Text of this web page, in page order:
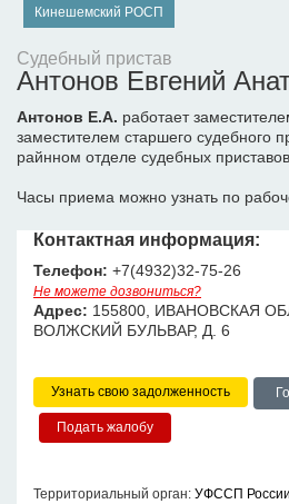
Кинешемский РОСП
Судебный пристав
Антонов Евгений
Антонов Е.А. работает
заместителем старшего судебного
райнном отделе судебных
Часы приема можно узнать по
Контактная информация:
Телефон: +7(4932)32-75-26
Не можете дозвониться?
Адрес: 155800, ИВАНОВСКАЯ
ВОЛЖСКИЙ БУЛЬВАР, Д. 6
Узнать свою задолженность
Территориальный орган: УФССП России